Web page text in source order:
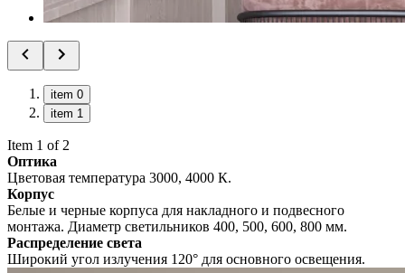
item 0
item 1
Item 1 of 2
Оптика
Цветовая температура 3000, 4000 К.
Корпус
Белые и черные корпуса для накладного и подвесного
монтажа. Диаметр светильников 400, 500, 600, 800 мм.
Распределение света
Широкий угол излучения 120° для основного освещения.